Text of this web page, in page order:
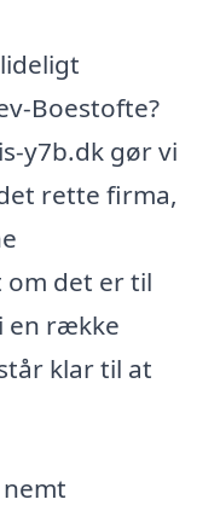
Boestofte?
y7b.dk gør vi
rette firma,
om det er til
en række
klar til at